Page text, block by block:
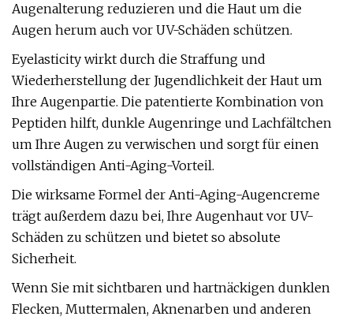
Augenalterung reduzieren und die Haut um die
Augen herum auch vor UV-Schäden schützen.
Eyelasticity wirkt durch die Straffung und
Wiederherstellung der Jugendlichkeit der Haut um
Ihre Augenpartie. Die patentierte Kombination von
Peptiden hilft, dunkle Augenringe und Lachfältchen
um Ihre Augen zu verwischen und sorgt für einen
vollständigen Anti-Aging-Vorteil.
Die wirksame Formel der Anti-Aging-Augencreme
trägt außerdem dazu bei, Ihre Augenhaut vor UV-
Schäden zu schützen und bietet so absolute
Sicherheit.
Wenn Sie mit sichtbaren und hartnäckigen dunklen
Flecken, Muttermalen, Aknenarben und anderen